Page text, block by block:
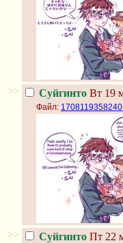
>> Суйгинто Вт 19
Файл:
>> Суйгинто Пт 22